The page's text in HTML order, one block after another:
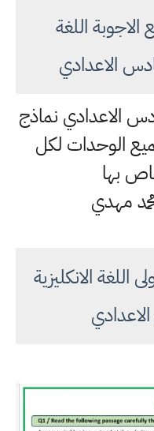
اللغة
الاعدادي
الاعدادي نماذج
الوحدات لكل
بها
مهدي
اللغة الانكليزية